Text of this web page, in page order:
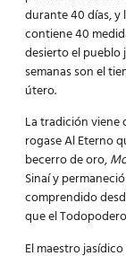
durante 40 días,
contiene 40
desierto el
semanas son el
útero.
La tradición viene
rogase Al Eterno
becerro de oro,
Sinaí y
comprendido
que el
El maestro